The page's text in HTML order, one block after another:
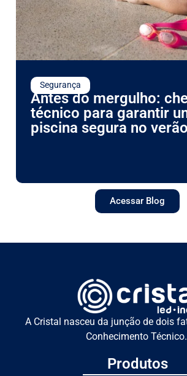
Segurança
Antes do mergulho:
técnico para garantir
piscina segura no verão
Acessar Blog
A Cristal nasceu da junção de dois
Conhecimento Técnico.
Produtos